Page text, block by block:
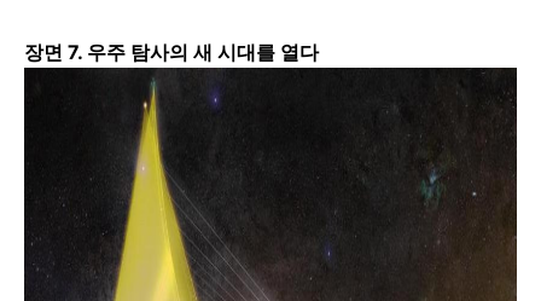
장면 7. 우주 탐사의 새 시대를 열다